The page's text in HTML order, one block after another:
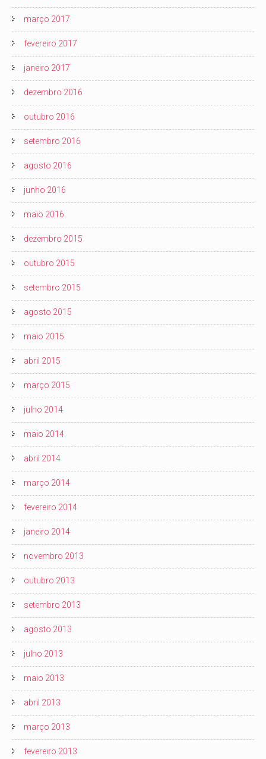
março 2017
fevereiro 2017
janeiro 2017
dezembro 2016
outubro 2016
setembro 2016
agosto 2016
junho 2016
maio 2016
dezembro 2015
outubro 2015
setembro 2015
agosto 2015
maio 2015
abril 2015
março 2015
julho 2014
maio 2014
abril 2014
março 2014
fevereiro 2014
janeiro 2014
novembro 2013
outubro 2013
setembro 2013
agosto 2013
julho 2013
maio 2013
abril 2013
março 2013
fevereiro 2013